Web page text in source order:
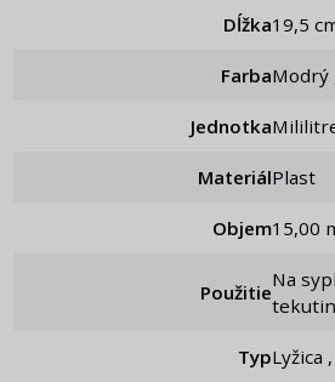
Dĺžka 19,5
Farba
Jednotka
Materiál Plast
Objem 15,00
Použitie
Na sypké výrobky , Na
Typ Lyžica